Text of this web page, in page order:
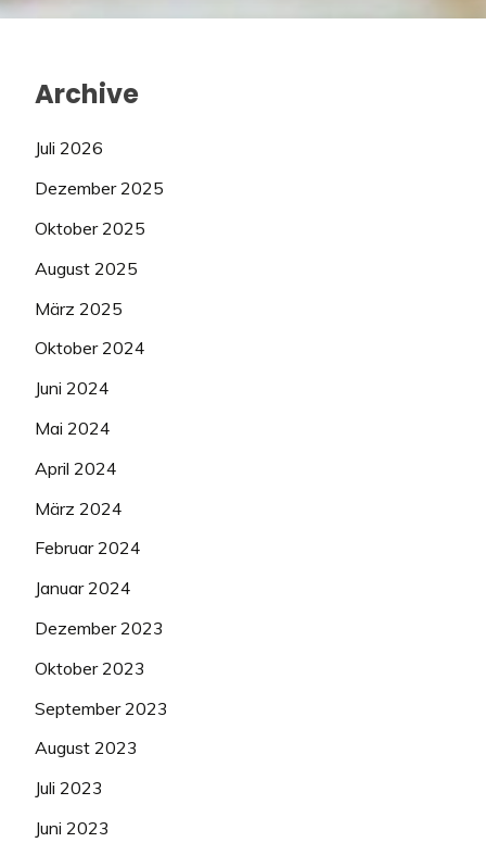
Archive
Juli 2026
Dezember 2025
Oktober 2025
August 2025
März 2025
Oktober 2024
Juni 2024
Mai 2024
April 2024
März 2024
Februar 2024
Januar 2024
Dezember 2023
Oktober 2023
September 2023
August 2023
Juli 2023
Juni 2023